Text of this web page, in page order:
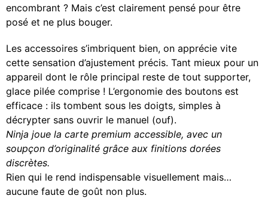
encombrant ? Mais c’est clairement pensé pour être
posé et ne plus bouger.
Les accessoires s’imbriquent bien, on apprécie vite
cette sensation d’ajustement précis. Tant mieux pour un
appareil dont le rôle principal reste de tout supporter,
glace pilée comprise ! L’ergonomie des boutons est
efficace : ils tombent sous les doigts, simples à
décrypter sans ouvrir le manuel (ouf).
Ninja joue la carte premium accessible, avec un
soupçon d’originalité grâce aux finitions dorées
discrètes.
Rien qui le rend indispensable visuellement mais…
aucune faute de goût non plus.